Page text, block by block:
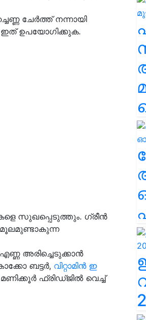
ചേർത്ത് നന്നായി
ഇത് ഉപയോഗിക്കുക.
സുഖപ്പെടുത്തും. ഗ്രീൻ
അരിച്ചെടുക്കാൻ
ബട്ടർ, വിറ്റാമിൻ ഇ
ഫ്രിഡ്ജിൽ വെച്ച്